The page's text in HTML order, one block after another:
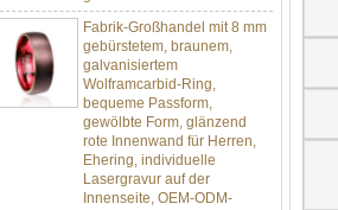
Fabrik-Großhandel mit 8 mm
gebürstetem, braunem,
galvanisiertem
Wolframcarbid-Ring,
bequeme Passform,
gewölbte Form, glänzend
rote Innenwand für Herren,
Ehering, individuelle
Lasergravur auf der
Innenseite, OEM-ODM-
Großlieferung